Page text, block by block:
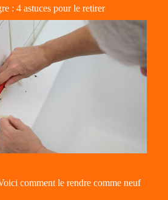
: 4 astuces pour le retirer
comment le rendre comme neuf